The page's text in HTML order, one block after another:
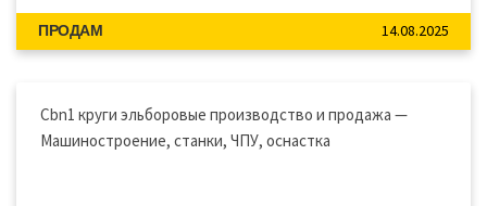
ПРОДАМ 14.08.2025
Cbn1 круги эльборовые производство и продажа —
Машиностроение, станки, ЧПУ, оснастка